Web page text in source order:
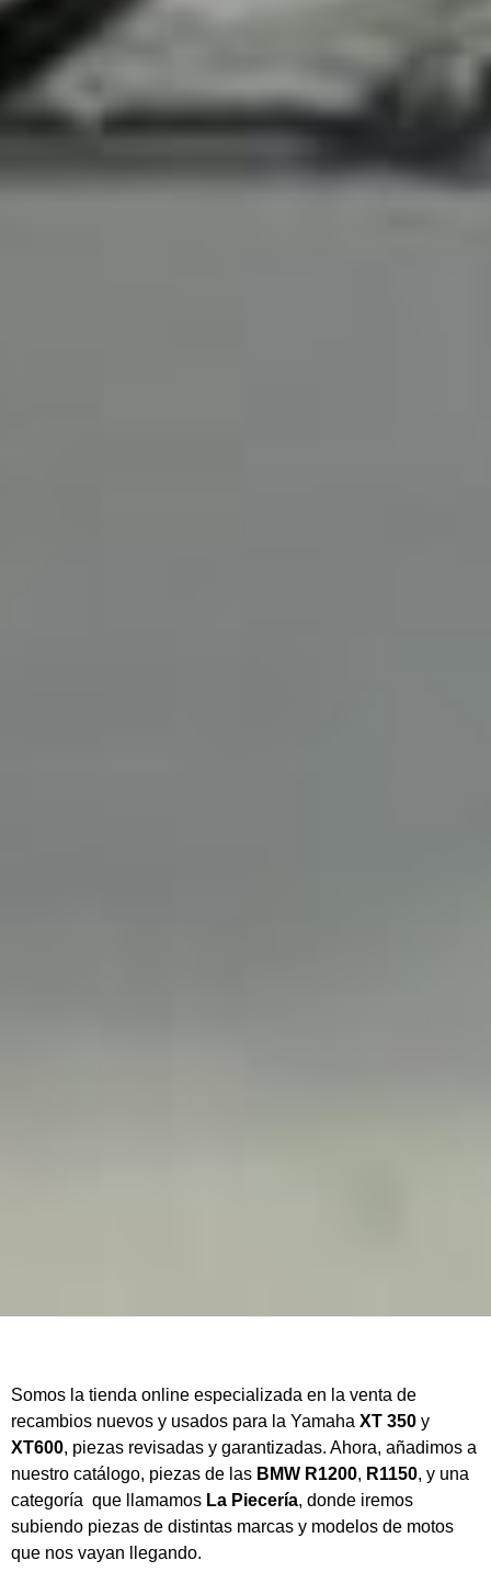
Somos la tienda online especializada en la venta de
recambios nuevos y usados para la Yamaha XT 350 y
XT600, piezas revisadas y garantizadas. Ahora, añadimos a
nuestro catálogo, piezas de las BMW R1200, R1150, y una
categoría que llamamos La Piecería, donde iremos
subiendo piezas de distintas marcas y modelos de motos
que nos vayan llegando.